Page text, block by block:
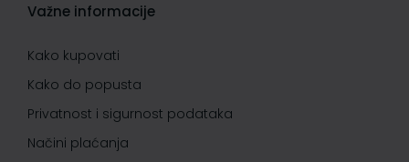
Važne informacije
Kako kupovati
Kako do popusta
Privatnost i sigurnost podataka
Načini plaćanja